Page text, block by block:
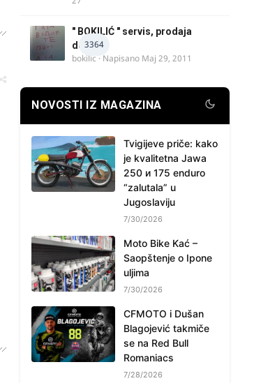
3364
" BOKILIĆ " servis, prodaja
delova
bokilic · Napisano Maj 29, 2011
NOVOSTI IZ MAGAZINA
Tvigijeve priče: kako
je kvalitetna Jawa
250 и 175 enduro
“zalutala” u
Jugoslaviju
7/30/2026
Moto Bike Kać –
Saopštenje o Ipone
uljima
7/30/2026
CFMOTO i Dušan
Blagojević takmiče
se na Red Bull
Romaniacs
7/28/2026